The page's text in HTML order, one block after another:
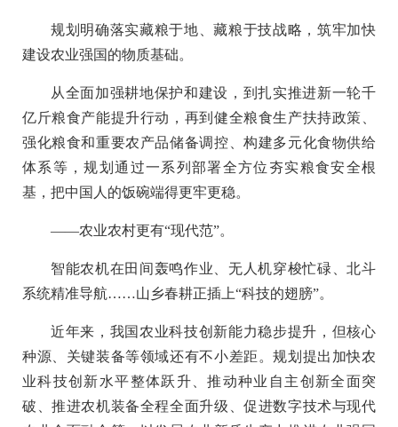
规划明确落实藏粮于地、藏粮于技战略，筑牢加快
建设农业强国的物质基础。
从全面加强耕地保护和建设，到扎实推进新一轮千
亿斤粮食产能提升行动，再到健全粮食生产扶持政策、
强化粮食和重要农产品储备调控、构建多元化食物供给
体系等，规划通过一系列部署全方位夯实粮食安全根
基，把中国人的饭碗端得更牢更稳。
——农业农村更有“现代范”。
智能农机在田间轰鸣作业、无人机穿梭忙碌、北斗
系统精准导航……山乡春耕正插上“科技的翅膀”。
近年来，我国农业科技创新能力稳步提升，但核心
种源、关键装备等领域还有不小差距。规划提出加快农
业科技创新水平整体跃升、推动种业自主创新全面突
破、推进农机装备全程全面升级、促进数字技术与现代